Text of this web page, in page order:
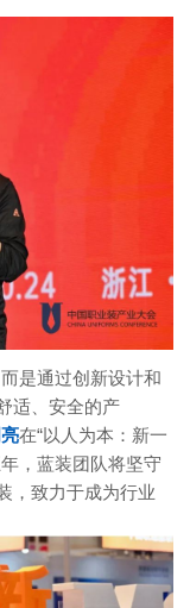
是通过创新设计和
适、安全的产
在“以人为本：新一
，蓝装团队将坚守
，致力于成为行业